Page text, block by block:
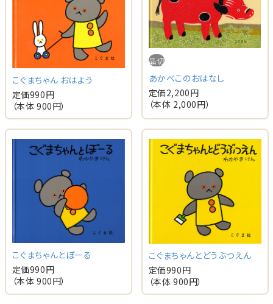
こぐまちゃん おはよう
定価990円
（本体 900円）
品切
あかべこのおはなし
定価2,200円
（本体 2,000円）
こぐまちゃんとぼーる
定価990円
（本体 900円）
こぐまちゃんとどうぶつえん
定価990円
（本体 900円）